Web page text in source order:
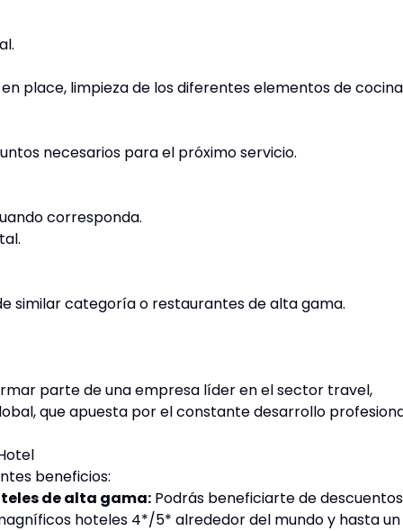
place, limpieza de los diferentes elementos de
necesarios para el próximo servicio.
corresponda.
similar categoría o restaurantes de alta gama.
parte de una empresa líder en el sector travel,
que apuesta por el constante desarrollo
beneficios:
de alta gama:Podrás beneficiarte de descuentos
hoteles 4*/5* alrededor del mundo y hasta un